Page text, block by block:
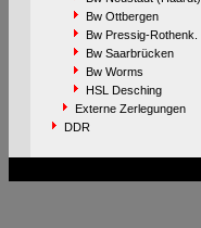
Bw Ottbergen
Bw Pressig-Rothenk.
Bw Saarbrücken
Bw Worms
HSL Desching
Externe Zerlegungen
DDR